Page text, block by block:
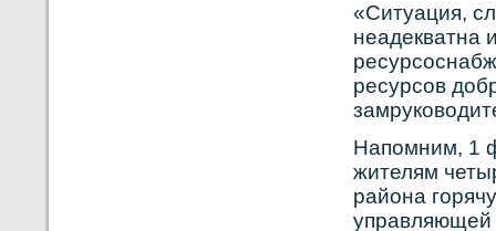
«Ситуация,
неадекватна
ресурсοв
Напомним, 1
жителям
района
управляющей